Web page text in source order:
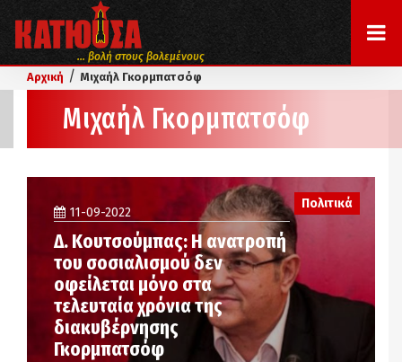
... βολή στους βολεμένους
Αρχική / Μιχαήλ Γκορμπατσόφ
Μιχαήλ Γκορμπατσόφ
Πολιτικά
11-09-2022
Δ. Κουτσούμπας: Η ανατροπή
του σοσιαλισμού δεν
οφείλεται μόνο στα
τελευταία χρόνια της
διακυβέρνησης
Γκορμπατσόφ